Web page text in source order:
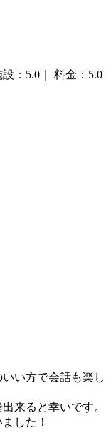
： 5.0｜ 料金： 5.0
い方で会話も楽し
来ると幸いです。
した！